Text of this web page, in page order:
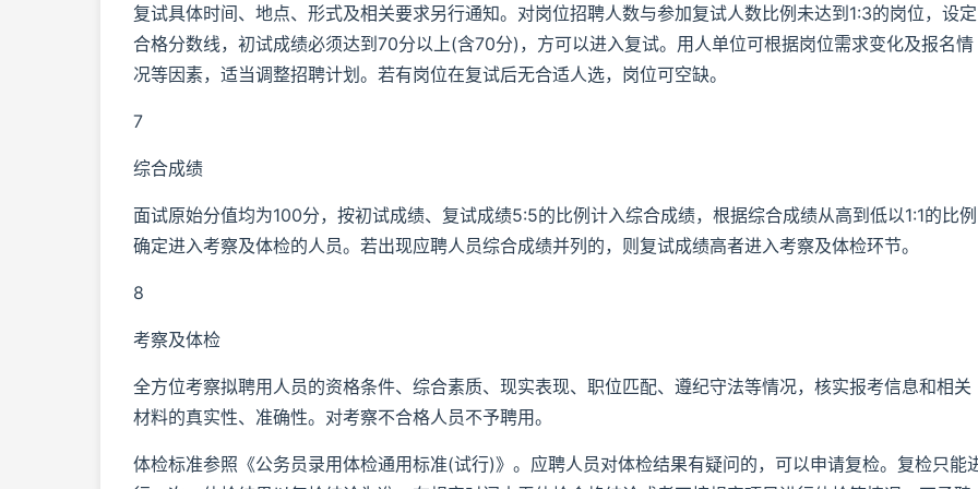
复试具体时间、地点、形式及相关要求另行通知。对岗位招聘人数与参加复试人数比例未达到1:3的岗位，设定
合格分数线，初试成绩必须达到70分以上(含70分)，方可以进入复试。用人单位可根据岗位需求变化及报名情
况等因素，适当调整招聘计划。若有岗位在复试后无合适人选，岗位可空缺。
7
综合成绩
面试原始分值均为100分，按初试成绩、复试成绩5:5的比例计入综合成绩，根据综合成绩从高到低以1:1的比例
确定进入考察及体检的人员。若出现应聘人员综合成绩并列的，则复试成绩高者进入考察及体检环节。
8
考察及体检
全方位考察拟聘用人员的资格条件、综合素质、现实表现、职位匹配、遵纪守法等情况，核实报考信息和相关
材料的真实性、准确性。对考察不合格人员不予聘用。
体检标准参照《公务员录用体检通用标准(试行)》。应聘人员对体检结果有疑问的，可以申请复检。复检只能